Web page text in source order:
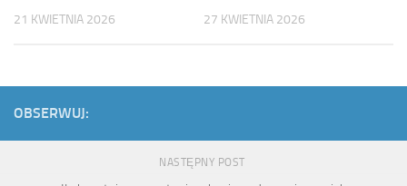
21 KWIETNIA 2026 27 KWIETNIA 2026
OBSERWUJ:
NASTĘPNY POST